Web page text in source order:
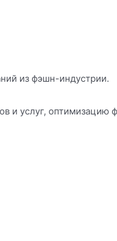
из фэшн-индустрии.
и услуг, оптимизацию